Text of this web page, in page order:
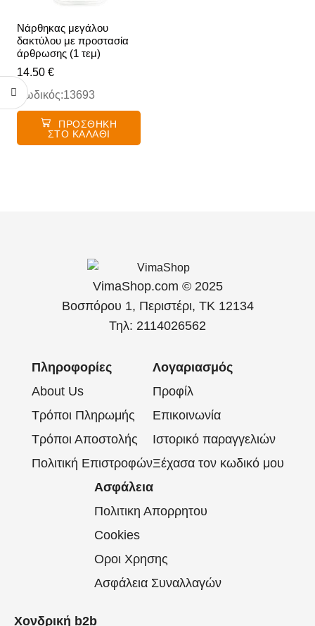
Νάρθηκας μεγάλου
δακτύλου με προστασία
άρθρωσης (1 τεμ)
14.50 €
Κωδικός:13693
ΠΡΟΣΘΉΚΗ
ΣΤΟ ΚΑΛΆΘΙ
VimaShop.com © 2025
Βοσπόρου 1, Περιστέρι, ΤΚ 12134
Τηλ: 2114026562
Πληροφορίες
About Us
Τρόποι Πληρωμής
Τρόποι Αποστολής
Πολιτική Επιστροφών
Λογαριασμός
Προφίλ
Επικοινωνία
Ιστορικό παραγγελιών
Ξέχασα τον κωδικό μου
Ασφάλεια
Πολιτικη Απορρητου
Cookies
Οροι Χρησης
Ασφάλεια Συναλλαγών
Χονδρική b2b